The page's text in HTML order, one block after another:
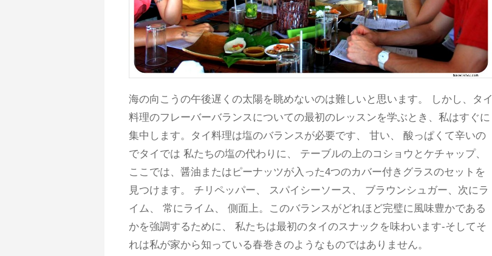
海の向こうの午後遅くの太陽を眺めないのは難しいと思います。 しかし、タイ
料理のフレーバーバランスについての最初のレッスンを学ぶとき、私はすぐに
集中します。タイ料理は塩のバランスが必要です、 甘い、 酸っぱくて辛いの
でタイでは 私たちの塩の代わりに、 テーブルの上のコショウとケチャップ、
ここでは、醤油またはピーナッツが入った4つのカバー付きグラスのセットを
見つけます。 チリペッパー、 スパイシーソース、 ブラウンシュガー、次にラ
イム、 常にライム、 側面上。このバランスがどれほど完璧に風味豊かである
かを強調するために、 私たちは最初のタイのスナックを味わいます-そしてそ
れは私が家から知っている春巻きのようなものではありません。